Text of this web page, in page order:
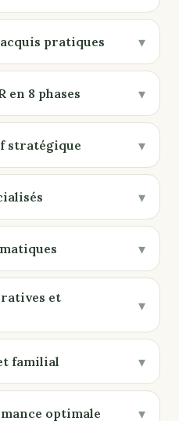
pratiques ▾
en 8 phases ▾
stratégique ▾
▾
▾
et
▾
familial ▾
optimale ▾